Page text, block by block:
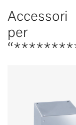
Accessori
per